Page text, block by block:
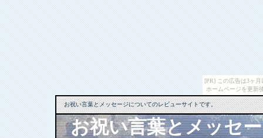
[PR] この広告は3ヶ
ホームページを更新
お祝い言葉とメッセージについてのレビューサイトです。
お祝い言葉とメッセ